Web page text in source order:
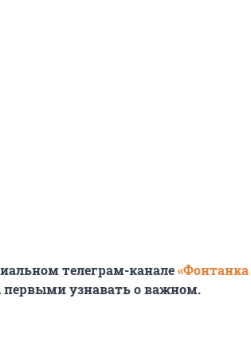
телеграм-канале«Фонтанка
первыми узнавать о важном.